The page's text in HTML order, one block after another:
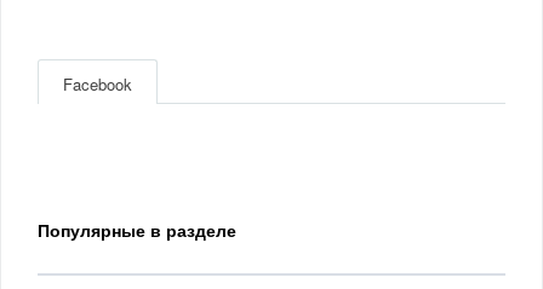
Facebook
Популярные в разделе